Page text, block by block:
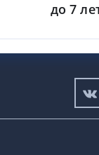
до 7